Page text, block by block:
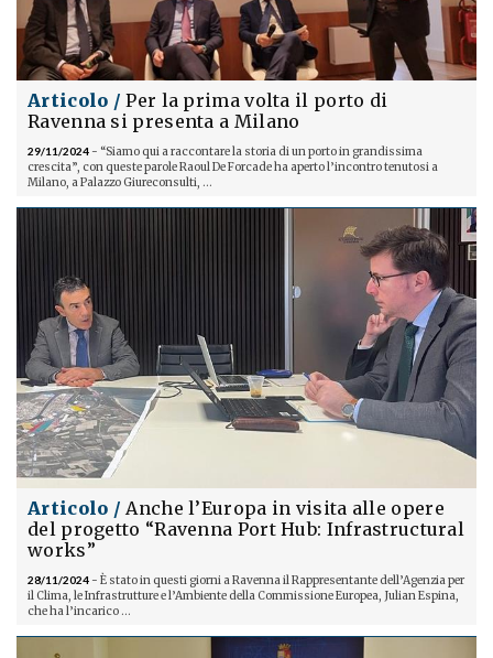
Articolo / Per la prima volta il porto di
Ravenna si presenta a Milano
29/11/2024 - “Siamo qui a raccontare la storia di un porto in grandissima
crescita”, con queste parole Raoul De Forcade ha aperto l’incontro tenutosi a
Milano, a Palazzo Giureconsulti, ...
Articolo / Anche l’Europa in visita alle opere
del progetto “Ravenna Port Hub: Infrastructural
works”
28/11/2024 - È stato in questi giorni a Ravenna il Rappresentante dell’Agenzia per
il Clima, le Infrastrutture e l’Ambiente della Commissione Europea, Julian Espina,
che ha l’incarico ...